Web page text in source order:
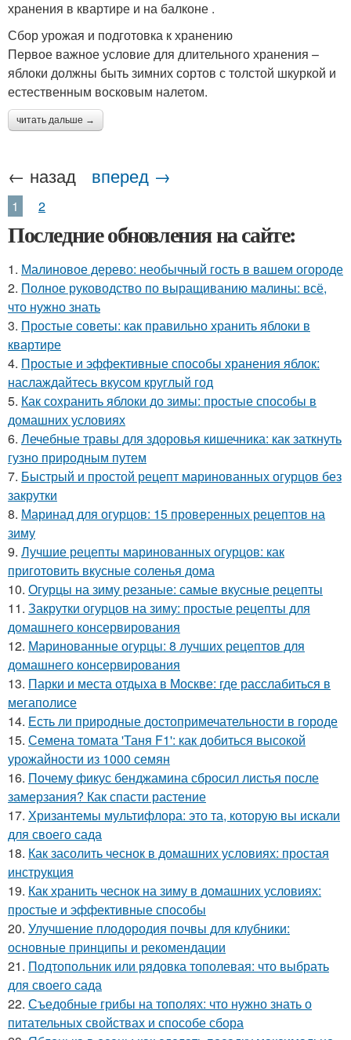
хранения в квартире и на балконе .
Сбор урожая и подготовка к хранению
Первое важное условие для длительного хранения –
яблоки должны быть зимних сортов с толстой шкуркой и
естественным восковым налетом.
читать дальше →
← назад вперед →
1 2
Последние обновления на сайте:
1. Малиновое дерево: необычный гость в вашем огороде
2. Полное руководство по выращиванию малины: всё,
что нужно знать
3. Простые советы: как правильно хранить яблоки в
квартире
4. Простые и эффективные способы хранения яблок:
наслаждайтесь вкусом круглый год
5. Как сохранить яблоки до зимы: простые способы в
домашних условиях
6. Лечебные травы для здоровья кишечника: как заткнуть
гузно природным путем
7. Быстрый и простой рецепт маринованных огурцов без
закрутки
8. Маринад для огурцов: 15 проверенных рецептов на
зиму
9. Лучшие рецепты маринованных огурцов: как
приготовить вкусные соленья дома
10. Огурцы на зиму резаные: самые вкусные рецепты
11. Закрутки огурцов на зиму: простые рецепты для
домашнего консервирования
12. Маринованные огурцы: 8 лучших рецептов для
домашнего консервирования
13. Парки и места отдыха в Москве: где расслабиться в
мегаполисе
14. Есть ли природные достопримечательности в городе
15. Семена томата 'Таня F1': как добиться высокой
урожайности из 1000 семян
16. Почему фикус бенджамина сбросил листья после
замерзания? Как спасти растение
17. Хризантемы мультифлора: это та, которую вы искали
для своего сада
18. Как засолить чеснок в домашних условиях: простая
инструкция
19. Как хранить чеснок на зиму в домашних условиях:
простые и эффективные способы
20. Улучшение плодородия почвы для клубники:
основные принципы и рекомендации
21. Подтопольник или рядовка тополевая: что выбрать
для своего сада
22. Съедобные грибы на тополях: что нужно знать о
питательных свойствах и способе сбора